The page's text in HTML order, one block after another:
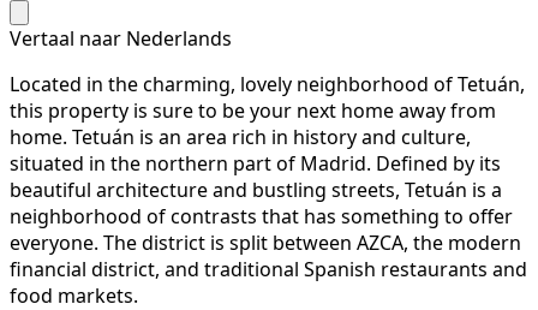
Vertaal naar Nederlands
Located in the charming, lovely neighborhood of Tetuán,
this property is sure to be your next home away from
home. Tetuán is an area rich in history and culture,
situated in the northern part of Madrid. Defined by its
beautiful architecture and bustling streets, Tetuán is a
neighborhood of contrasts that has something to offer
everyone. The district is split between AZCA, the modern
financial district, and traditional Spanish restaurants and
food markets.